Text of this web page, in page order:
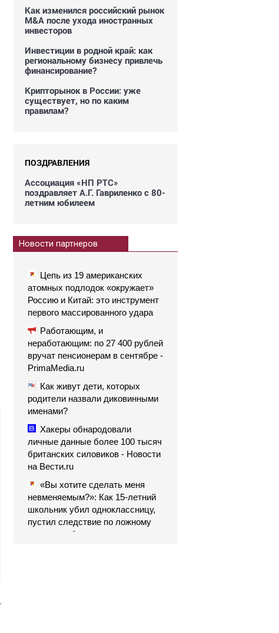
Как изменился российский рынок
M&A после ухода иностранных
инвесторов
Инвестиции в родной край: как
региональному бизнесу привлечь
финансирование?
Крипторынок в России: уже
существует, но по каким
правилам?
ПОЗДРАВЛЕНИЯ
Ассоциация «НП РТС»
поздравляет А.Г. Гавриленко с 80-
летним юбилеем
Новости партнеров
Цепь из 19 американских
атомных подлодок «окружает»
Россию и Китай: это инструмент
первого массированного удара
Работающим, и
неработающим: по 27 400 рублей
вручат пенсионерам в сентябре -
PrimaMedia.ru
Как живут дети, которых
родители назвали диковинными
именами?
Хакеры обнародовали
личные данные более 100 тысяч
британских силовиков - Новости
на Вести.ru
«Вы хотите сделать меня
невменяемым?»: Как 15-летний
школьник убил одноклассницу,
пустил следствие по ложному
следу и избежал наказания